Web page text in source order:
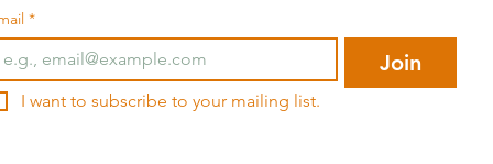
*
Join
I want to subscribe to your mailing list.